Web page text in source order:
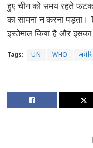
हुए चीन को समय रहते
का सामना न करना पड़ता।
इस्तेमाल किया है और इसका
Tags: UN WHO